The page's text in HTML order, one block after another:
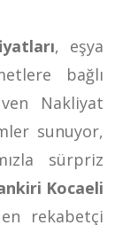
, eşya
bağlı
Nakliyat
sunuyor,
sürpriz
Kocaeli
rekabetçi